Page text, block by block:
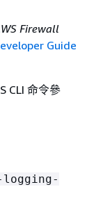
Firewall
Guide
CLI 命令參